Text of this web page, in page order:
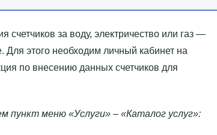
счетчиков за воду, электричество или газ —
этого необходим личный кабинет на
по внесению данных счетчиков для
пункт меню «Услуги» – «Каталог услуг»: